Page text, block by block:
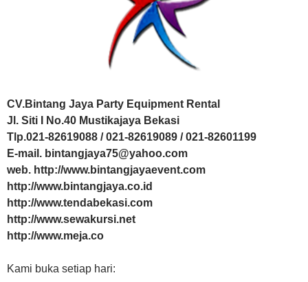
CV.Bintang Jaya Party Equipment Rental
Jl. Siti I No.40 Mustikajaya Bekasi
Tlp.021-82619088 / 021-82619089 / 021-82601199
E-mail. bintangjaya75@yahoo.com
web. http://www.bintangjayaevent.com
http://www.bintangjaya.co.id
http://www.tendabekasi.com
http://www.sewakursi.net
http://www.meja.co
Kami buka setiap hari: